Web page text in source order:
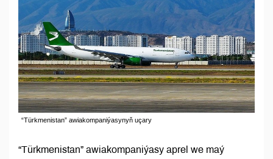
“Türkmenistan” awiakompaniýasynyň uçary
“Türkmenistan” awiakompaniýasy aprel we maý